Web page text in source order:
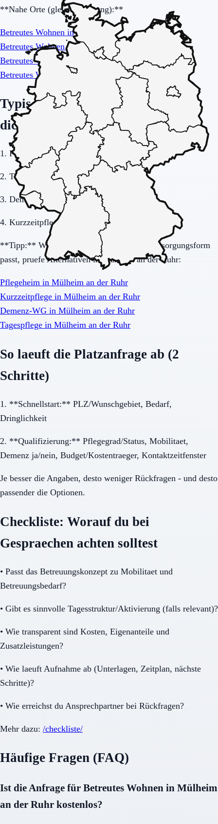
**Nahe Orte (gleiche Leistung):**
Betreutes Wohnen in Essen
Betreutes Wohnen in Oberhausen
Betreutes Wohnen in Duisburg
Betreutes Wohnen in Bochum
Typische Ausgangslagen (damit du
dich wiederfindest)
1. Pflegeplatzsuche mit Zeitdruck.
2. Tagespflege als Entlastung.
3. Demenz: Aufsicht und Struktur.
4. Kurzzeitpflege nach OP.
**Tipp:** Wenn du unsicher bist, welche Versorgungsform
passt, pruefe Alternativen in Mülheim an der Ruhr:
Pflegeheim in Mülheim an der Ruhr
Kurzzeitpflege in Mülheim an der Ruhr
Demenz-WG in Mülheim an der Ruhr
Tagespflege in Mülheim an der Ruhr
So laeuft die Platzanfrage ab (2
Schritte)
1. **Schnellstart:** PLZ/Wunschgebiet, Bedarf,
Dringlichkeit
2. **Qualifizierung:** Pflegegrad/Status, Mobilitaet,
Demenz ja/nein, Budget/Kostentraeger, Kontaktzeitfenster
Je besser die Angaben, desto weniger Rückfragen - und desto
passender die Optionen.
Checkliste: Worauf du bei
Gespraechen achten solltest
• Passt das Betreuungskonzept zu Mobilitaet und
Betreuungsbedarf?
• Gibt es sinnvolle Tagesstruktur/Aktivierung (falls relevant)?
• Wie transparent sind Kosten, Eigenanteile und
Zusatzleistungen?
• Wie laeuft Aufnahme ab (Unterlagen, Zeitplan, nächste
Schritte)?
• Wie erreichst du Ansprechpartner bei Rückfragen?
Mehr dazu: /checkliste/
Häufige Fragen (FAQ)
Ist die Anfrage für Betreutes Wohnen in Mülheim
an der Ruhr kostenlos?